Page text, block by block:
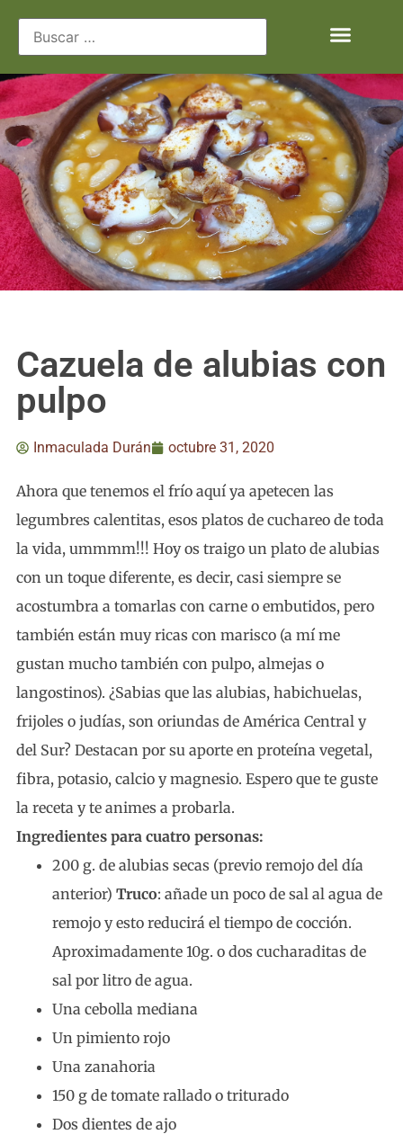
Cazuela de alubias con
pulpo
Inmaculada Durán octubre 31, 2020
Ahora que tenemos el frío aquí ya apetecen las
legumbres calentitas, esos platos de cuchareo de toda
la vida, ummmm!!! Hoy os traigo un plato de alubias
con un toque diferente, es decir, casi siempre se
acostumbra a tomarlas con carne o embutidos, pero
también están muy ricas con marisco (a mí me
gustan mucho también con pulpo, almejas o
langostinos). ¿Sabias que las alubias, habichuelas,
frijoles o judías, son oriundas de América Central y
del Sur? Destacan por su aporte en proteína vegetal,
fibra, potasio, calcio y magnesio. Espero que te guste
la receta y te animes a probarla.
Ingredientes para cuatro personas:
200 g. de alubias secas (previo remojo del día
anterior) Truco: añade un poco de sal al agua de
remojo y esto reducirá el tiempo de cocción.
Aproximadamente 10g. o dos cucharaditas de
sal por litro de agua.
Una cebolla mediana
Un pimiento rojo
Una zanahoria
150 g de tomate rallado o triturado
Dos dientes de ajo